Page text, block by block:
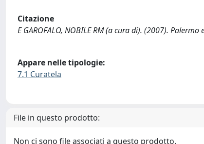
Citazione
E GAROFALO, NOBILE RM (a cura di). (2007).
Appare nelle tipologie:
7.1 Curatela
File in questo prodotto:
Non ci sono file associati a questo prodotto.